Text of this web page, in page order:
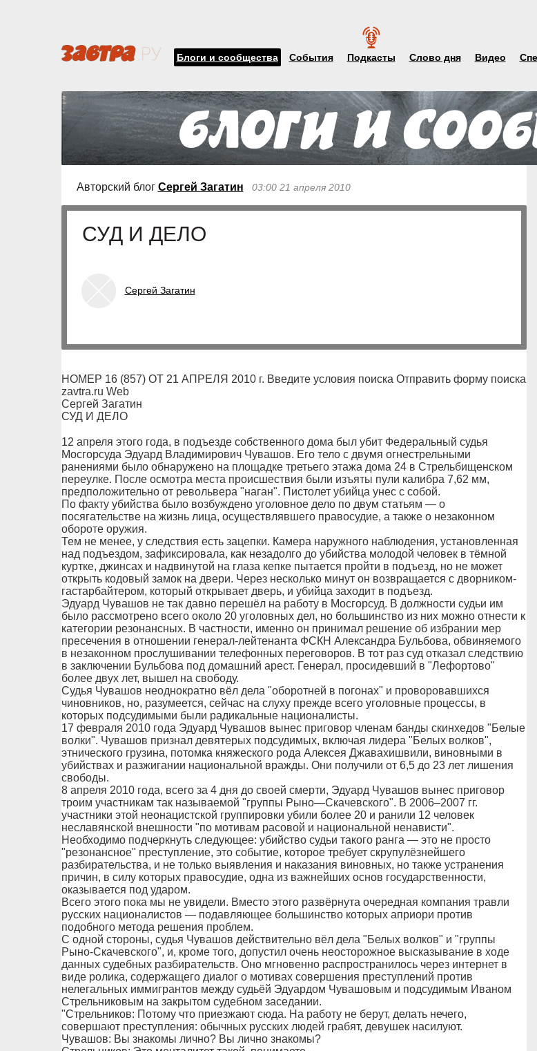
Блоги и сообщества События Подкасты Слово дня Видео
Авторский блог Сергей Загатин 03:00 21 апреля 2010
СУД И ДЕЛО
Сергей Загатин
НОМЕР 16 (857) ОТ 21 АПРЕЛЯ 2010 г. Введите условия поиска Отправить форму поиска
zavtra.ru Web
Сергей Загатин
СУД И ДЕЛО
12 апреля этого года, в подъезде собственного дома был убит Федеральный судья
Мосгорсуда Эдуард Владимирович Чувашов. Его тело с двумя огнестрельными
ранениями было обнаружено на площадке третьего этажа дома 24 в Стрельбищенском
переулке. После осмотра места происшествия были изъяты пули калибра 7,62 мм,
предположительно от револьвера "наган". Пистолет убийца унес с собой.
По факту убийства было возбуждено уголовное дело по двум статьям — о
посягательстве на жизнь лица, осуществлявшего правосудие, а также о незаконном
обороте оружия.
Тем не менее, у следствия есть зацепки. Камера наружного наблюдения, установленная
над подъездом, зафиксировала, как незадолго до убийства молодой человек в тёмной
куртке, джинсах и надвинутой на глаза кепке пытается пройти в подъезд, но не может
открыть кодовый замок на двери. Через несколько минут он возвращается с дворником-
гастарбайтером, который открывает дверь, и убийца заходит в подъезд.
Эдуард Чувашов не так давно перешёл на работу в Мосгорсуд. В должности судьи им
было рассмотрено всего около 20 уголовных дел, но большинство из них можно отнести к
категории резонансных. В частности, именно он принимал решение об избрании мер
пресечения в отношении генерал-лейтенанта ФСКН Александра Бульбова, обвиняемого
в незаконном прослушивании телефонных переговоров. В тот раз суд отказал следствию
в заключении Бульбова под домашний арест. Генерал, просидевший в "Лефортово"
более двух лет, вышел на свободу.
Судья Чувашов неоднократно вёл дела "оборотней в погонах" и проворовавшихся
чиновников, но, разумеется, сейчас на слуху прежде всего уголовные процессы, в
которых подсудимыми были радикальные националисты.
17 февраля 2010 года Эдуард Чувашов вынес приговор членам банды скинхедов "Белые
волки". Чувашов признал девятерых подсудимых, включая лидера "Белых волков",
этнического грузина, потомка княжеского рода Алексея Джавахишвили, виновными в
убийствах и разжигании национальной вражды. Они получили от 6,5 до 23 лет лишения
свободы.
8 апреля 2010 года, всего за 4 дня до своей смерти, Эдуард Чувашов вынес приговор
троим участникам так называемой "группы Рыно—Скачевского". В 2006–2007 гг.
участники этой неонацистской группировки убили более 20 и ранили 12 человек
неславянской внешности "по мотивам расовой и национальной ненависти".
Необходимо подчеркнуть следующее: убийство судьи такого ранга — это не просто
"резонансное" преступление, это событие, которое требует скрупулёзнейшего
разбирательства, и не только выявления и наказания виновных, но также устранения
причин, в силу которых правосудие, одна из важнейших основ государственности,
оказывается под ударом.
Всего этого пока мы не увидели. Вместо этого развёрнута очередная компания травли
русских националистов — подавляющее большинство которых априори против
подобного метода решения проблем.
С одной стороны, судья Чувашов действительно вёл дела "Белых волков" и "группы
Рыно-Скачевского", и, кроме того, допустил очень неосторожное высказывание в ходе
данных судебных разбирательств. Оно мгновенно распространилось через интернет в
виде ролика, содержащего диалог о мотивах совершения преступлений против
нелегальных иммигрантов между судьёй Эдуардом Чувашовым и подсудимым Иваном
Стрельниковым на закрытом судебном заседании.
"Стрельников: Потому что приезжают сюда. На работу не берут, делать нечего,
совершают преступления: обычных русских людей грабят, девушек насилуют.
Чувашов: Вы знакомы лично? Вы лично знакомы?